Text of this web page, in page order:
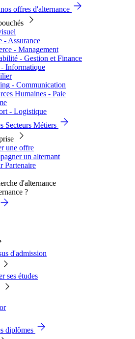
offres d'alternance
- Assurance
- Management
- Gestion et Finance
Informatique
- Communication
Humaines - Paie
- Logistique
Secteurs Métiers
une offre
un alternant
Partenaire
?
d'admission
ses études
diplômes